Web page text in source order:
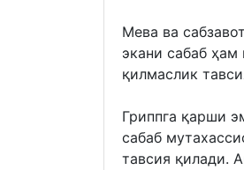
Мева ва
экани сабаб
қилмаслик
Гриппга қарши
сабаб
тавсия қилади.